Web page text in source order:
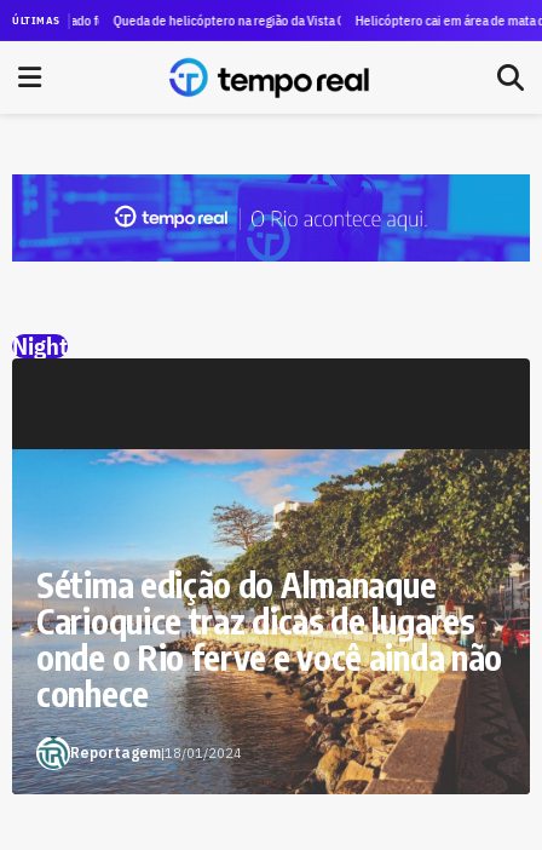
ÚLTIMAS
do estado fecha contrato de R$ 13 milhões para transporte gratuito a museus e teatros
Queda de helicóptero na região da Vista Chinesa deixa ao menos quatro mortos
Helicóptero cai em área de mata
Night
Sétima edição do Almanaque
Carioquice traz dicas de lugares
onde o Rio ferve e você ainda não
conhece
Reportagem|18/01/2024